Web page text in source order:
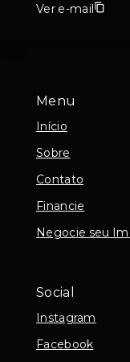
Menu
Início
Sobre
Contato
Financie
Negocie seu
Social
Instagram
Facebook
Ver e-mail